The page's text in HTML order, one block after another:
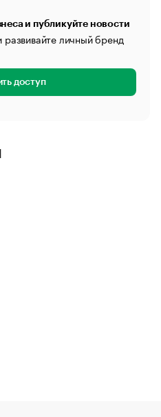
и публикуйте новости
личный бренд
доступ